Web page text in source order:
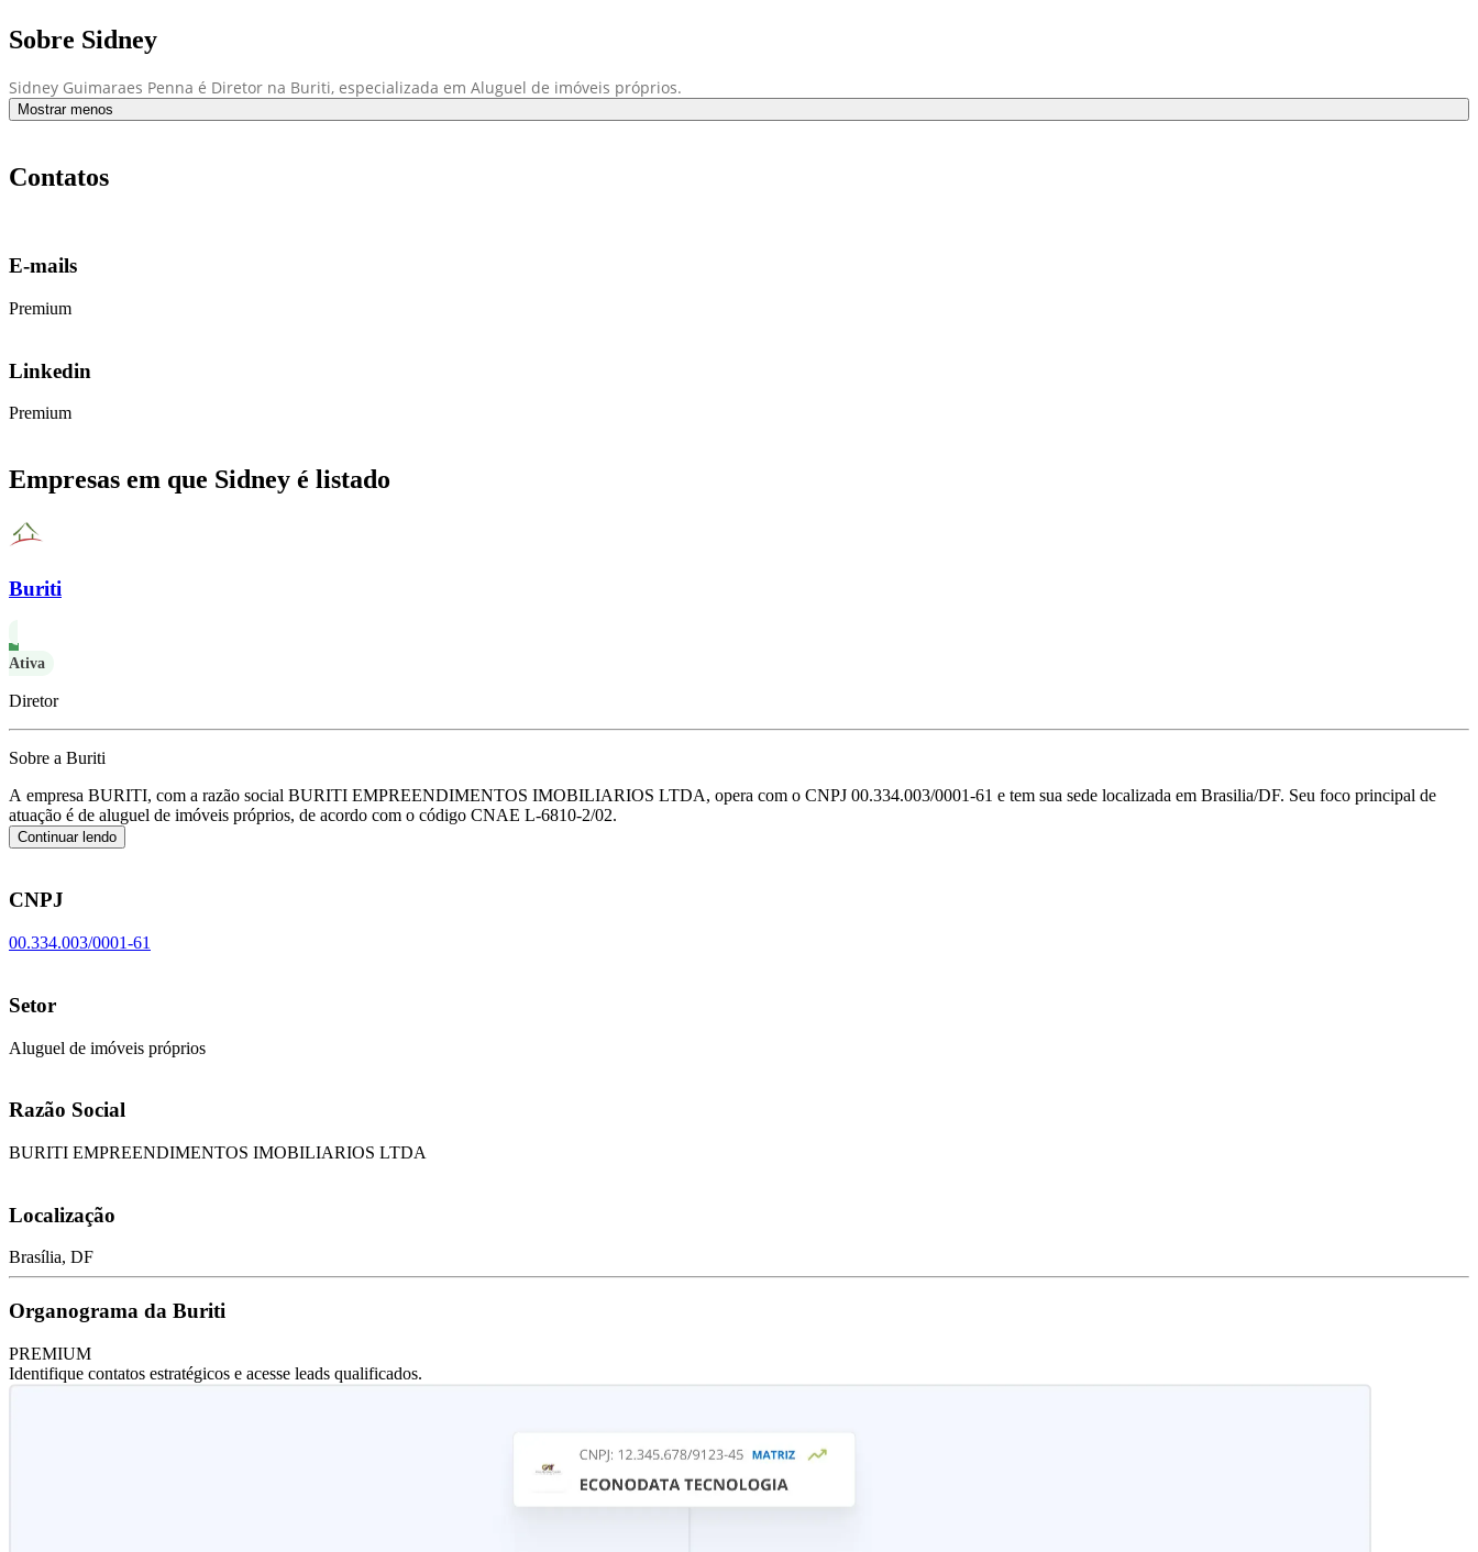
Sobre Sidney
Sidney Guimaraes Penna é Diretor na Buriti, especializada em Aluguel de imóveis próprios.
Mostrar menos
Contatos
E-mails
Premium
Linkedin
Premium
Empresas em que Sidney é listado
Buriti
Ativa
Diretor
Sobre a Buriti
A empresa BURITI, com a razão social BURITI EMPREENDIMENTOS IMOBILIARIOS LTDA, opera com o CNPJ 00.334.003/0001-61 e tem sua sede localizada em Brasilia/DF. Seu foco principal de
atuação é de aluguel de imóveis próprios, de acordo com o código CNAE L-6810-2/02.
Continuar lendo
CNPJ
00.334.003/0001-61
Setor
Aluguel de imóveis próprios
Razão Social
BURITI EMPREENDIMENTOS IMOBILIARIOS LTDA
Localização
Brasília, DF
Organograma da Buriti
PREMIUM
Identifique contatos estratégicos e acesse leads qualificados.